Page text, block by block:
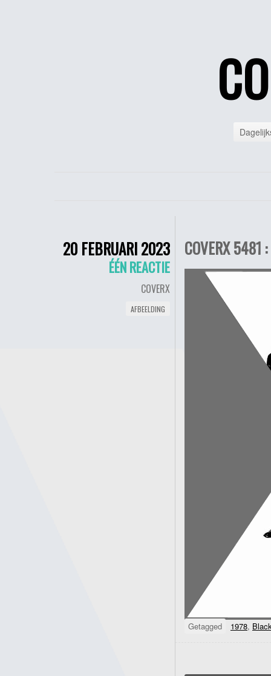
20 FEBRUARI 2023
ÉÉN REACTIE
COVERX
AFBEELDING
COVERX 5481
Getagged 1978,